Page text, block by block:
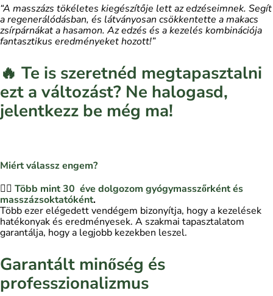
“A masszázs tökéletes kiegészítője lett az edzéseimnek. Segít
a regenerálódásban, és látványosan csökkentette a makacs
zsírpárnákat a hasamon. Az edzés és a kezelés kombinációja
fantasztikus eredményeket hozott!”
🔥 Te is szeretnéd megtapasztalni
ezt a változást? Ne halogasd,
jelentkezz be még ma!
Miért válassz engem?
💆‍♀️ Több mint 30 éve dolgozom gyógymasszőrként és
masszázsoktatóként.
Több ezer elégedett vendégem bizonyítja, hogy a kezelések
hatékonyak és eredményesek. A szakmai tapasztalatom
garantálja, hogy a legjobb kezekben leszel.
Garantált minőség és
professzionalizmus